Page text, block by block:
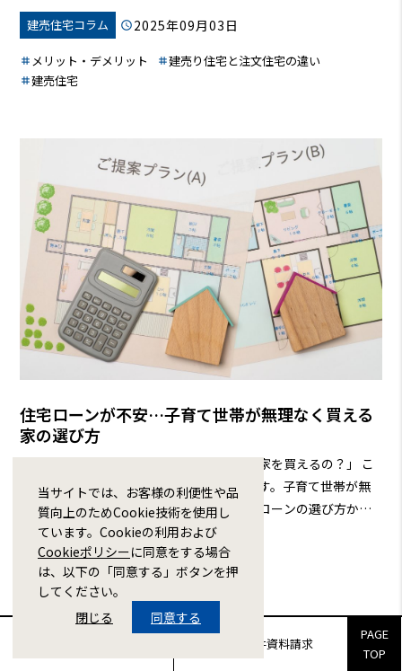
を解決します！建売住宅のメリット・デメリットから、注文住
宅との違い、価格相場、注意点、後悔しないためのポイントま
で、徹底的に解説します。この記事を読めば、あなたも建売住
宅のプロになれるはず！
建売住宅コラム 2025年09月03日
メリット・デメリット
建売り住宅と注文住宅の違い
建売住宅
住宅ローンが不安…子育て世帯が無理なく買える
家の選び方
「住宅ローンは不安…」「子育てしながら家を買えるの？」
こ
の記事は、そんなあなたの悩みを解決します。子育て世帯が無
理なく理想の家を手に入れるための、住宅ローンの選び方か
ら、物件選び、返済計画まで、具体的な方法を分かりやすく解
説。専門家のアドバイスや、実際に家を購入した方の体験談も
ご紹介します。この記事を読めば、あなたもきっと、将来への
希望に満ちた家探しができるはずです。
建売住宅コラム 2025年09月01日
マイホーム 住宅ローン 子育て世代
販売物件資料請求
PAGE
TOP
当サイトでは、お客様の利便性や品
質向上のためCookie技術を使用し
ています。Cookieの利用および
Cookieポリシーに同意をする場合
は、以下の「同意する」ボタンを押
してください。
閉じる
同意する